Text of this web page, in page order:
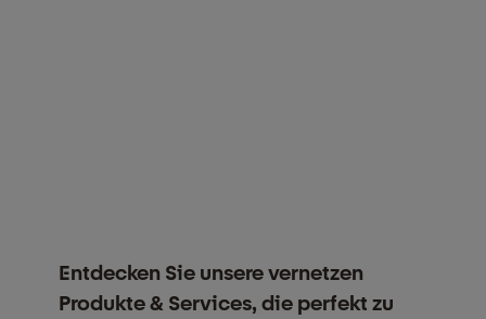
Entdecken Sie unsere vernetzen
Produkte & Services, die perfekt zu